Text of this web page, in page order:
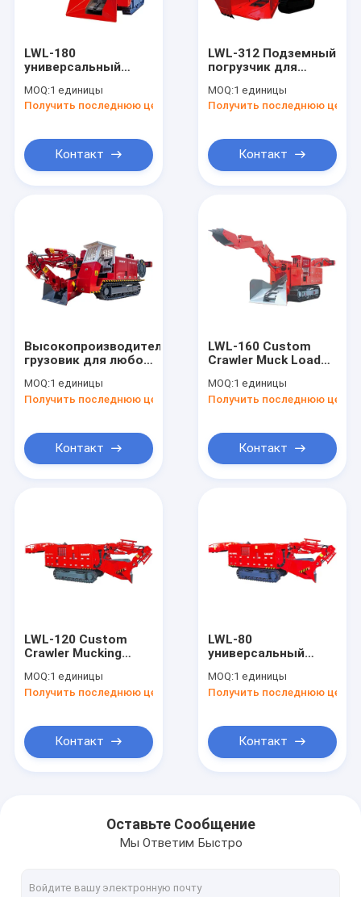
О Компании
Новости
Все случаи
LWL-180
универсальный
мукинг погрузчик на
заказ
MOQ:1 единицы
Получить последнюю цену
Контакт
LWL-312 Подземный
погрузчик для
ископаемых и
туннелирования
MOQ:1 единицы
Получить последнюю цену
Контакт
Высокопроизводительный
грузовик для любой
раскопок LWL-60
MOQ:1 единицы
Получить последнюю цену
Контакт
LWL-160 Custom
Crawler Muck Loader
местности и
раскопок
MOQ:1 единицы
Получить последнюю цену
Контакт
LWL-120 Custom
Crawler Mucking
Погрузочная
способность
MOQ:1 единицы
Получить последнюю цену
Контакт
LWL-80
универсальный
ползучий
мукомольный
MOQ:1 единицы
Получить последнюю цену
Контакт
Оставьте Сообщение
Мы Ответим Быстро